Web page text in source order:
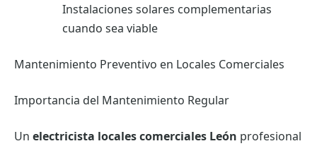
Instalaciones solares complementarias
cuando sea viable
Mantenimiento Preventivo en Locales Comerciales
Importancia del Mantenimiento Regular
Un electricista locales comerciales León profesional